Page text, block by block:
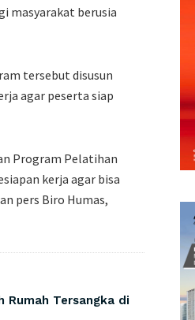
masyarakat berusia
tersebut disusun
agar peserta siap
Program Pelatihan
kerja agar bisa
pers Biro Humas,
Rumah Tersangka di